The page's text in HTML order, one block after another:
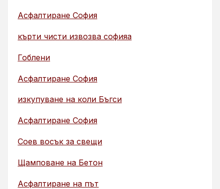
Асфалтиране София
кърти чисти извозва софияа
Гоблени
Асфалтиране София
изкупуване на коли Бъгси
Асфалтиране София
Соев восък за свещи
Щамповане на Бетон
Асфалтиране на път